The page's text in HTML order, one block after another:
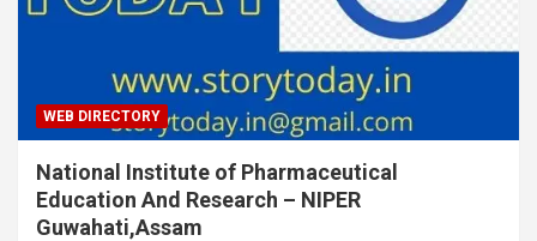
WEB DIRECTORY
National Institute of Pharmaceutical
Education And Research – NIPER
Guwahati,Assam